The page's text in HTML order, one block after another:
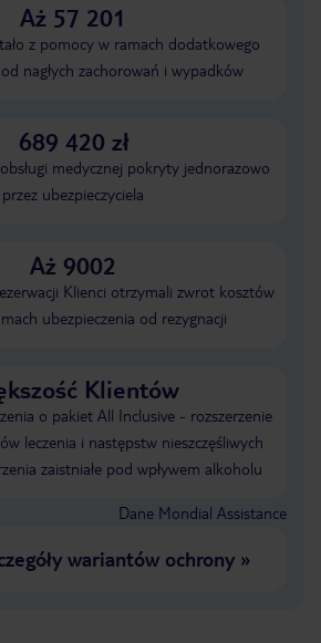
Aż 57 201
z pomocy w ramach dodatkowego
nagłych zachorowań i wypadków
689 420 zł
medycznej pokryty jednorazowo
przez ubezpieczyciela
Aż 9002
Klienci otrzymali zwrot kosztów
ubezpieczenia od rezygnacji
Klientów
o pakiet All Inclusive - rozszerzenie
leczenia i następstw nieszczęśliwych
zaistniałe pod wpływem alkoholu
Dane Mondial Assistance
wariantów ochrony»